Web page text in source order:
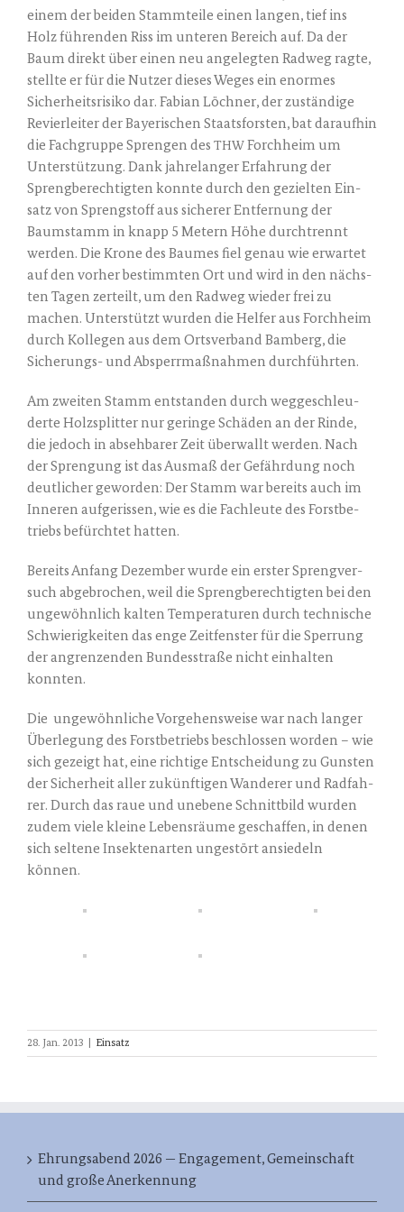
einem der bei­den Stamm­tei­le einen lan­gen, tief ins
Holz füh­ren­den Riss im unte­ren Bereich auf. Da der
Baum direkt über einen neu ange­leg­ten Rad­weg rag­te,
stell­te er für die Nut­zer die­ses Weges ein enor­mes
Sicher­heits­ri­si­ko dar. Fabi­an Löch­ner, der zustän­di­ge
Revier­lei­ter der Baye­ri­schen Staats­fors­ten, bat dar­auf­hin
die Fach­grup­pe Spren­gen des THW Forch­heim um
Unter­stüt­zung. Dank jah­re­lan­ger Erfah­rung der
Spreng­be­rech­tig­ten konn­te durch den geziel­ten Ein­
satz von Spreng­stoff aus siche­rer Ent­fer­nung der
Baum­stamm in knapp 5 Metern Höhe durch­trennt
wer­den. Die Kro­ne des Bau­mes fiel genau wie erwar­tet
auf den vor­her bestimm­ten Ort und wird in den nächs­
ten Tagen zer­teilt, um den Rad­weg wie­der frei zu
machen. Unter­stützt wur­den die Hel­fer aus Forch­heim
durch Kol­le­gen aus dem Orts­ver­band Bam­berg, die
Siche­rungs- und Absperr­maß­nah­men durchführten.
Am zwei­ten Stamm ent­stan­den durch weg­ge­schleu­
der­te Holz­split­ter nur gerin­ge Schä­den an der Rin­de,
die jedoch in abseh­ba­rer Zeit über­wallt wer­den. Nach
der Spren­gung ist das Aus­maß der Gefähr­dung noch
deut­li­cher gewor­den: Der Stamm war bereits auch im
Inne­ren auf­ge­ris­sen, wie es die Fach­leu­te des Forst­be­
triebs befürch­tet hatten.
Bereits Anfang Dezem­ber wur­de ein ers­ter Spreng­ver­
such abge­bro­chen, weil die Spreng­be­rech­tig­ten bei den
unge­wöhn­lich kal­ten Tem­pe­ra­tu­ren durch tech­ni­sche
Schwie­rig­kei­ten das enge Zeit­fens­ter für die Sper­rung
der angren­zen­den Bun­des­stra­ße nicht ein­hal­ten
konnten.
Die unge­wöhn­li­che Vor­ge­hens­wei­se war nach lan­ger
Über­le­gung des Forst­be­triebs beschlos­sen wor­den – wie
sich gezeigt hat, eine rich­ti­ge Ent­schei­dung zu Guns­ten
der Sicher­heit aller zukünf­ti­gen Wan­de­rer und Rad­fah­
rer. Durch das raue und unebe­ne Schnitt­bild wur­den
zudem vie­le klei­ne Lebens­räu­me geschaf­fen, in denen
sich sel­te­ne Insek­ten­ar­ten unge­stört ansie­deln
können.
28. Jan. 2013 Einsatz
Ehrungsabend 2026 — Engagement, Gemeinschaft
und große Anerkennung